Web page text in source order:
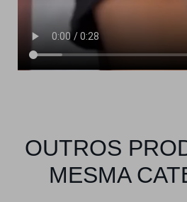
OUTROS
MESMA